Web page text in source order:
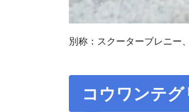
別称：スクーターブレニー
コウワンテ